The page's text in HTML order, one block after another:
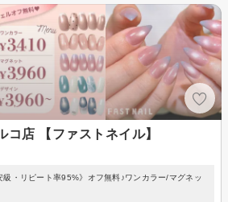
店 【ファストネイル】
級・リピート率95%》オフ無料♪ワンカラー/マグネッ